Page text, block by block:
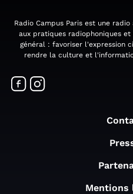
Radio Campus Paris est une
aux pratiques radiophoniques
général : favoriser l'expression
rendre la culture et
Mentions